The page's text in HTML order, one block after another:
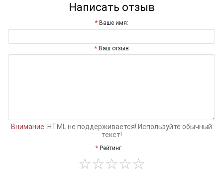
Написать отзыв
Ваше имя:
Ваш отзыв
Внимание: HTML не поддерживается! Используйте обычный
текст!
Рейтинг